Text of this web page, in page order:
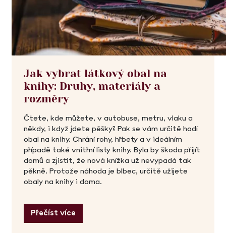
Jak vybrat látkový obal na
knihy: Druhy, materiály a
rozměry
Čtete, kde můžete, v autobuse, metru, vlaku a
někdy, i když jdete pěšky? Pak se vám určitě hodí
obal na knihy. Chrání rohy, hřbety a v ideálním
případě také vnitřní listy knihy. Byla by škoda přijít
domů a zjistit, že nová knížka už nevypadá tak
pěkně. Protože náhoda je blbec, určitě užijete
obaly na knihy i doma.
Přečíst více